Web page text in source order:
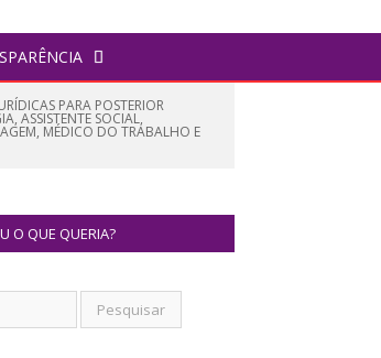
PARA POSTERIOR
ASSISTENTE SOCIAL,
MÉDICO DO TRABALHO E
O QUE QUERIA?